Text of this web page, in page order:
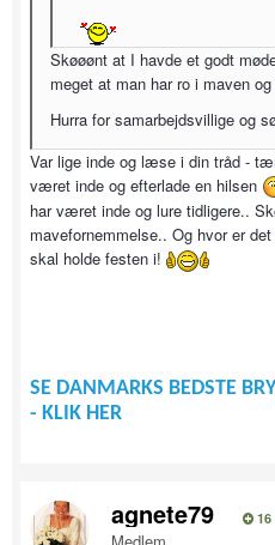
Skøøønt at I havde et godt
meget at man har ro i maven
Hurra for samarbejdsvillige og
Var lige inde og læse i din tråd -
været inde og efterlade en hilsen
har været inde og lure tidligere..
mavefornemmelse.. Og hvor er
skal holde festen i!
SE DANMARKS BEDSTE
- KLIK HER
agnete79 16